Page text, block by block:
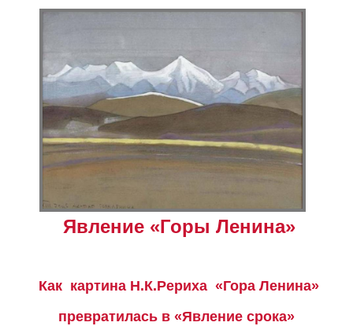
Явление «Горы Ленина»
Как картина Н.К.Рериха «Гора Ленина»
превратилась в «Явление срока»